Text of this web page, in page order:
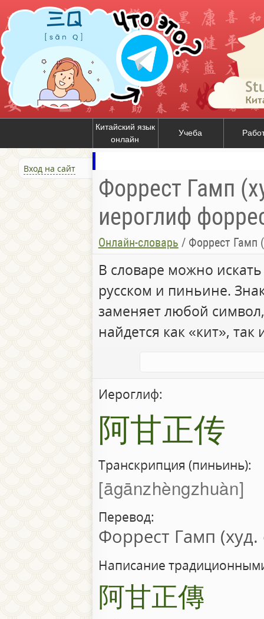
Китайский язык
онлайн
Учеба
Вход на сайт
Форрест Гамп
иероглиф
Онлайн-словарь / Форрест Гамп
В словаре можно
русском и пиньине.
заменяет любой
найдется как «кит», так
Иероглиф:
阿甘正传
Транскрипция (пиньинь):
āgānzhèngzhuàn
Перевод:
Форрест Гамп
Написание
阿甘正傳